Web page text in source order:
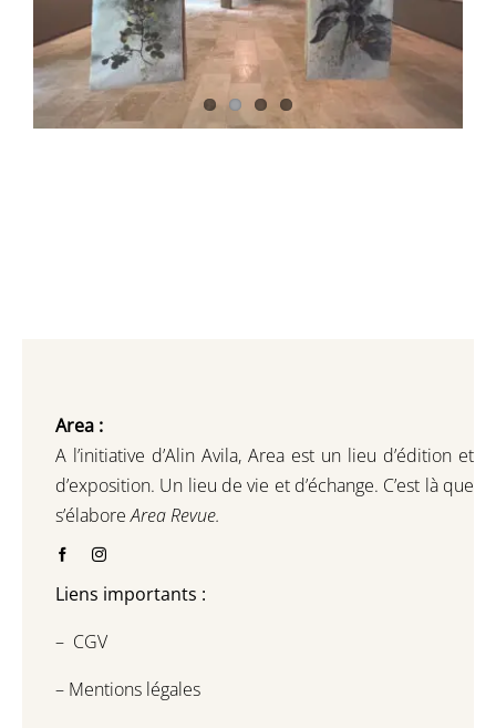
Area :
A l’initiative d’Alin Avila, Area est un lieu d’édition et
d’exposition. Un lieu de vie et d’échange. C’est là que
s’élaboreArea Revue.
Liens importants :
– CGV
– Mentions légales